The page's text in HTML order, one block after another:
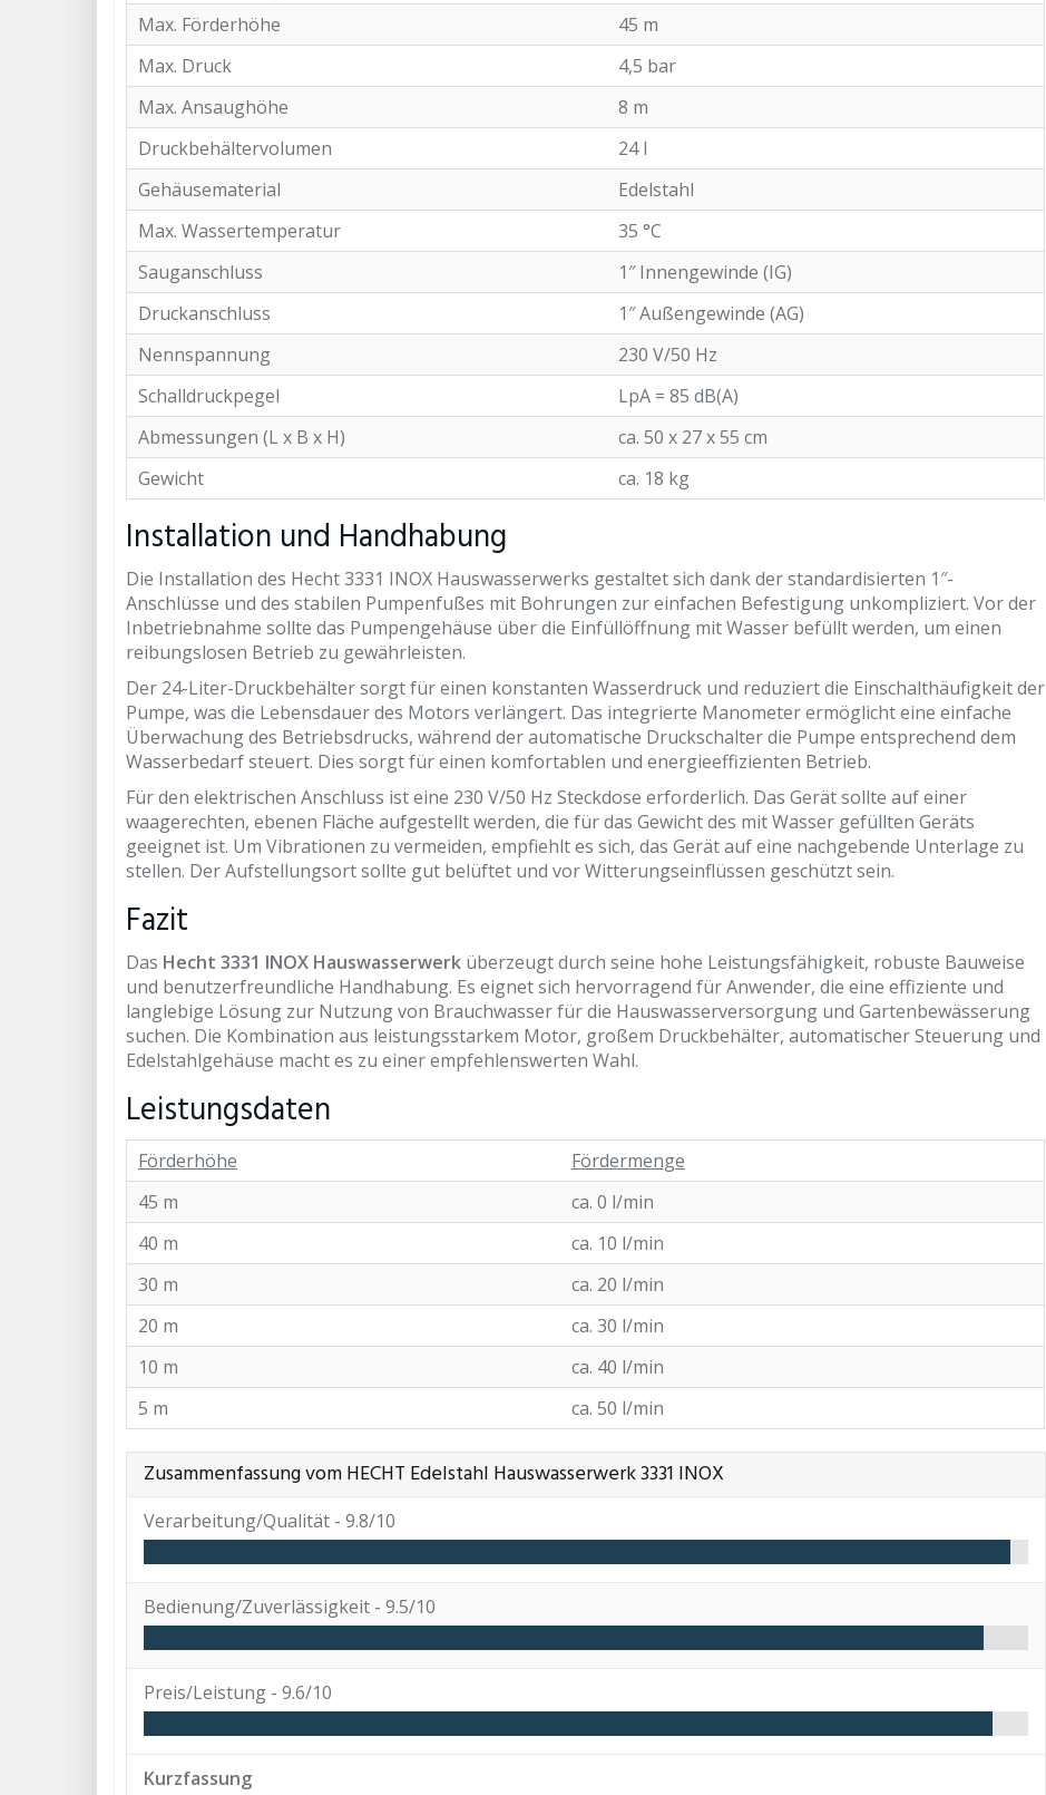
Max. Förderhöhe
45 m
Max. Druck
4,5 bar
Max. Ansaughöhe
8 m
Druckbehältervolumen
24 l
Gehäusematerial
Edelstahl
Max. Wassertemperatur
35 °C
Sauganschluss
1″ Innengewinde (IG)
Druckanschluss
1″ Außengewinde (AG)
Nennspannung
230 V/50 Hz
Schalldruckpegel
LpA = 85 dB(A)
Abmessungen (L x B x H)
ca. 50 x 27 x 55 cm
Gewicht
ca. 18 kg
Installation und Handhabung
Die Installation des Hecht 3331 INOX Hauswasserwerks gestaltet sich dank der standardisierten 1″-
Anschlüsse und des stabilen Pumpenfußes mit Bohrungen zur einfachen Befestigung unkompliziert. Vor der
Inbetriebnahme sollte das Pumpengehäuse über die Einfüllöffnung mit Wasser befüllt werden, um einen
reibungslosen Betrieb zu gewährleisten.
Der 24-Liter-Druckbehälter sorgt für einen konstanten Wasserdruck und reduziert die Einschalthäufigkeit der
Pumpe, was die Lebensdauer des Motors verlängert. Das integrierte Manometer ermöglicht eine einfache
Überwachung des Betriebsdrucks, während der automatische Druckschalter die Pumpe entsprechend dem
Wasserbedarf steuert. Dies sorgt für einen komfortablen und energieeffizienten Betrieb.
Für den elektrischen Anschluss ist eine 230 V/50 Hz Steckdose erforderlich. Das Gerät sollte auf einer
waagerechten, ebenen Fläche aufgestellt werden, die für das Gewicht des mit Wasser gefüllten Geräts
geeignet ist. Um Vibrationen zu vermeiden, empfiehlt es sich, das Gerät auf eine nachgebende Unterlage zu
stellen. Der Aufstellungsort sollte gut belüftet und vor Witterungseinflüssen geschützt sein.
Fazit
Das Hecht 3331 INOX Hauswasserwerk überzeugt durch seine hohe Leistungsfähigkeit, robuste Bauweise
und benutzerfreundliche Handhabung. Es eignet sich hervorragend für Anwender, die eine effiziente und
langlebige Lösung zur Nutzung von Brauchwasser für die Hauswasserversorgung und Gartenbewässerung
suchen. Die Kombination aus leistungsstarkem Motor, großem Druckbehälter, automatischer Steuerung und
Edelstahlgehäuse macht es zu einer empfehlenswerten Wahl.
Leistungsdaten
Förderhöhe
Fördermenge
45 m
ca. 0 l/min
40 m
ca. 10 l/min
30 m
ca. 20 l/min
20 m
ca. 30 l/min
10 m
ca. 40 l/min
5 m
ca. 50 l/min
Zusammenfassung vom HECHT Edelstahl Hauswasserwerk 3331 INOX
Verarbeitung/Qualität - 9.8/10
Bedienung/Zuverlässigkeit - 9.5/10
Preis/Leistung - 9.6/10
Kurzfassung